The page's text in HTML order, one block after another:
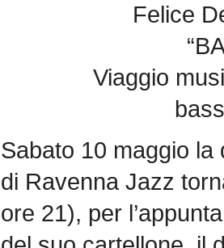
Felice
Viaggio
Sabato 10 maggio
di Ravenna Jazz
ore 21), per